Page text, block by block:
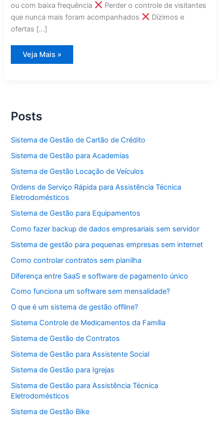
ou com baixa frequência
Perder o controle de visitantes
que nunca mais foram acompanhados
Dízimos e
ofertas […]
Sistema
de
Veja Mais »
Posts
Sistema de Gestão de Cartão de Crédito
Sistema de Gestão para Academias
Sistema de Gestão Locação de Veículos
Ordens de Serviço Rápida para Assistência Técnica
Eletrodomésticos
Sistema de Gestão para Equipamentos
Como fazer backup de dados empresariais sem servidor
Sistema de gestão para pequenas empresas sem internet
Como controlar contratos sem planilha
Diferença entre SaaS e software de pagamento único
Como funciona um software sem mensalidade?
O que é um sistema de gestão offline?
Sistema Controle de Medicamentos da Família
Sistema de Gestão de Contratos
Sistema de Gestão para Assistente Social
Sistema de Gestão para Igrejas
Sistema de Gestão para Assistência Técnica
Eletrodomésticos
Sistema de Gestão Bike